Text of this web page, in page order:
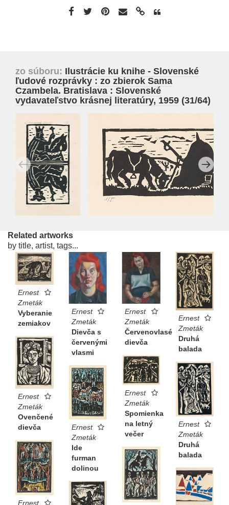
zo súboru: Ilustrácie ku knihe - Slovenské
ľudové rozprávky : zo zbierok Sama
Czambela. Bratislava : Slovenské
vydavateľstvo krásnej literatúry, 1959 (31/64)
Related artworks
by title, artist, tags...
Ernest
Zmeták
Vyberanie
zemiakov
Ernest
Zmeták
Dievča s
červenými
vlasmi
Ernest
Zmeták
Červenovlasé
dievča
Ernest
Zmeták
Druhá
balada
Ernest
Zmeták
Ovenčené
dievča
Ernest
Zmeták
Spomienka
na letný
večer
Ernest
Zmeták
Druhá
balada
Ernest
Zmeták
Ide
furman
dolinou
Ernest